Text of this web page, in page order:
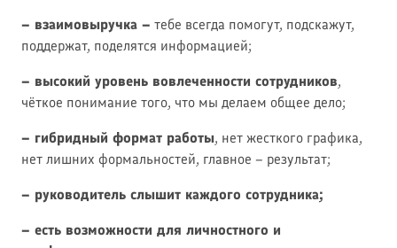
– взаимовыручка – тебе всегда помогут, подскажут,
поддержат, поделятся информацией;
– высокий уровень вовлеченности сотрудников,
чёткое понимание того, что мы делаем общее дело;
– гибридный формат работы, нет жесткого графика,
нет лишних формальностей, главное – результат;
– руководитель слышит каждого сотрудника;
– есть возможности для личностного и